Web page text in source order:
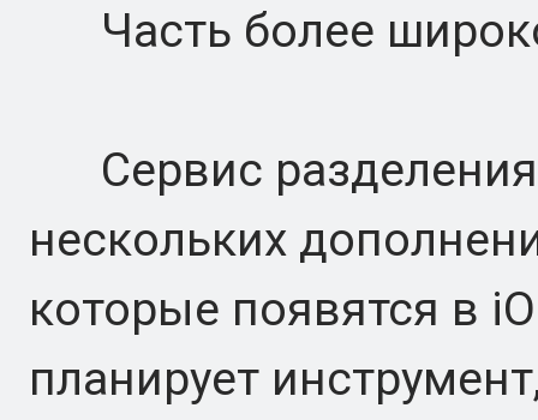
Часть более
Сервис разделения
нескольких
которые появятся в
планирует